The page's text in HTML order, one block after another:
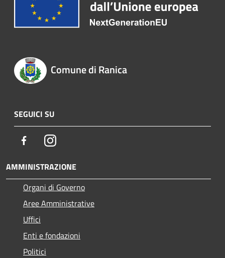
Comune di Ranica
SEGUICI SU
FacebookInstagram
AMMINISTRAZIONE
Organi di Governo
Aree Amministrative
Uffici
Enti e fondazioni
Politici